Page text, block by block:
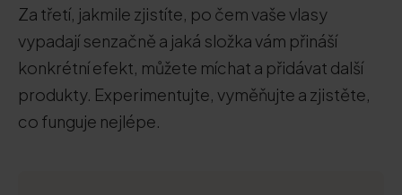
Za třetí, jakmile zjistíte, po čem vaše vlasy
vypadají senzačně a jaká složka vám přináší
konkrétní efekt, můžete míchat a přidávat další
produkty. Experimentujte, vyměňujte a zjistěte,
co funguje nejlépe.